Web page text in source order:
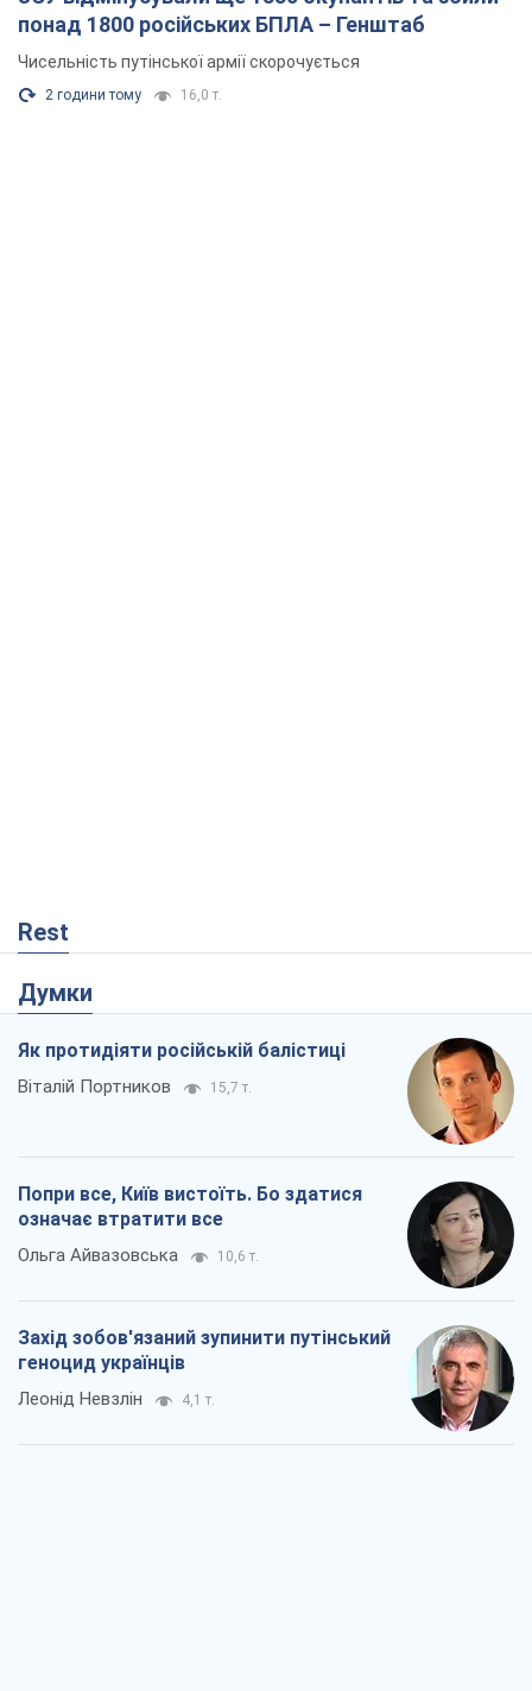
понад 1800 російських БПЛА – Генштаб
Чисельність путінської армії скорочується
2 години тому 16,0 т.
Rest
Думки
Як протидіяти російській балістиці
Віталій Портников 15,7 т.
Попри все, Київ вистоїть. Бо здатися
означає втратити все
Ольга Айвазовська 10,6 т.
Захід зобов'язаний зупинити путінський
геноцид українців
Леонід Невзлін 4,1 т.